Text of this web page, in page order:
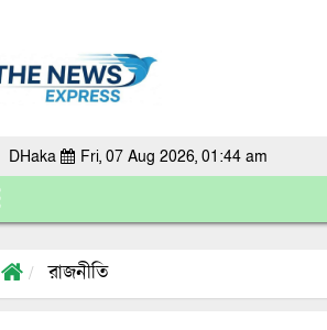
DHaka Fri, 07 Aug 2026, 01:44 am
রাজনীতি